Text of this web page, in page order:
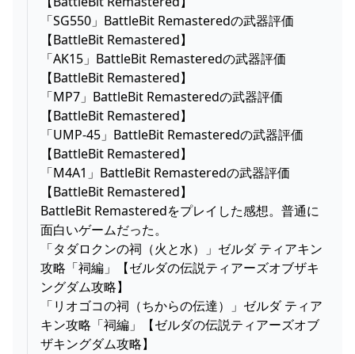
「SG550」BattleBit Remasteredの武器評価
【BattleBit Remastered】
「AK15」BattleBit Remasteredの武器評価
【BattleBit Remastered】
「MP7」BattleBit Remasteredの武器評価
【BattleBit Remastered】
「UMP-45」BattleBit Remasteredの武器評価
【BattleBit Remastered】
「M4A1」BattleBit Remasteredの武器評価
【BattleBit Remastered】
BattleBit Remasteredをプレイした感想。普通に
面白いゲームだった。
「タダロクンの祠（火と水）」ゼルダ ティアキン
攻略「祠編」【ゼルダの伝説ティアーズオブザキ
ングダム攻略】
「リオゴコの祠（ちからの伝達）」ゼルダ ティア
キン攻略「祠編」【ゼルダの伝説ティアーズオブ
ザキングダム攻略】